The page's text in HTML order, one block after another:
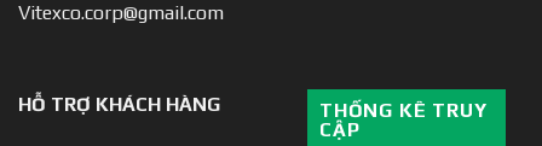
Vitexco.corp@gmail.com
HỖ TRỢ KHÁCH HÀNG
THỐNG KÊ TRUY
CẬP